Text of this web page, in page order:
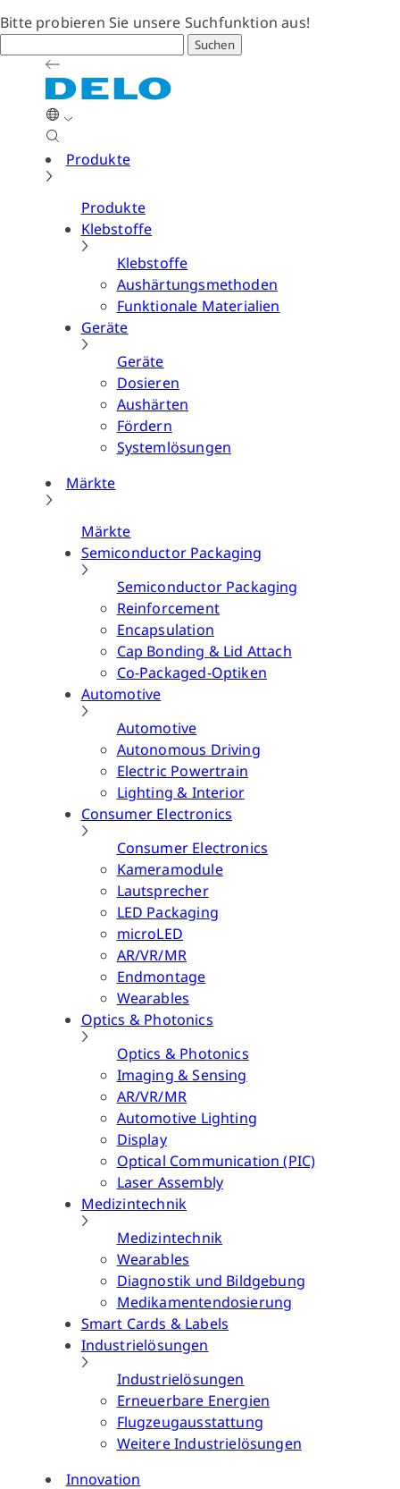
Bitte probieren Sie unsere Suchfunktion aus!
Suchen
Produkte
Produkte
Klebstoffe
Klebstoffe
Aushärtungsmethoden
Funktionale Materialien
Geräte
Geräte
Dosieren
Aushärten
Fördern
Systemlösungen
Märkte
Märkte
Semiconductor Packaging
Semiconductor Packaging
Reinforcement
Encapsulation
Cap Bonding & Lid Attach
Co-Packaged-Optiken
Automotive
Automotive
Autonomous Driving
Electric Powertrain
Lighting & Interior
Consumer Electronics
Consumer Electronics
Kameramodule
Lautsprecher
LED Packaging
microLED
AR/VR/MR
Endmontage
Wearables
Optics & Photonics
Optics & Photonics
Imaging & Sensing
AR/VR/MR
Automotive Lighting
Display
Optical Communication (PIC)
Laser Assembly
Medizintechnik
Medizintechnik
Wearables
Diagnostik und Bildgebung
Medikamentendosierung
Smart Cards & Labels
Industrielösungen
Industrielösungen
Erneuerbare Energien
Flugzeugausstattung
Weitere Industrielösungen
Innovation